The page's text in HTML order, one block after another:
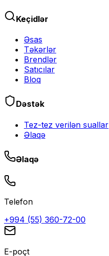
Keçidlər
Əsas
Təkərlər
Brendlər
Satıcılar
Bloq
Dəstək
Tez-tez verilən suallar
Əlaqə
Əlaqə
Telefon
+994 (55) 360-72-00
E-poçt